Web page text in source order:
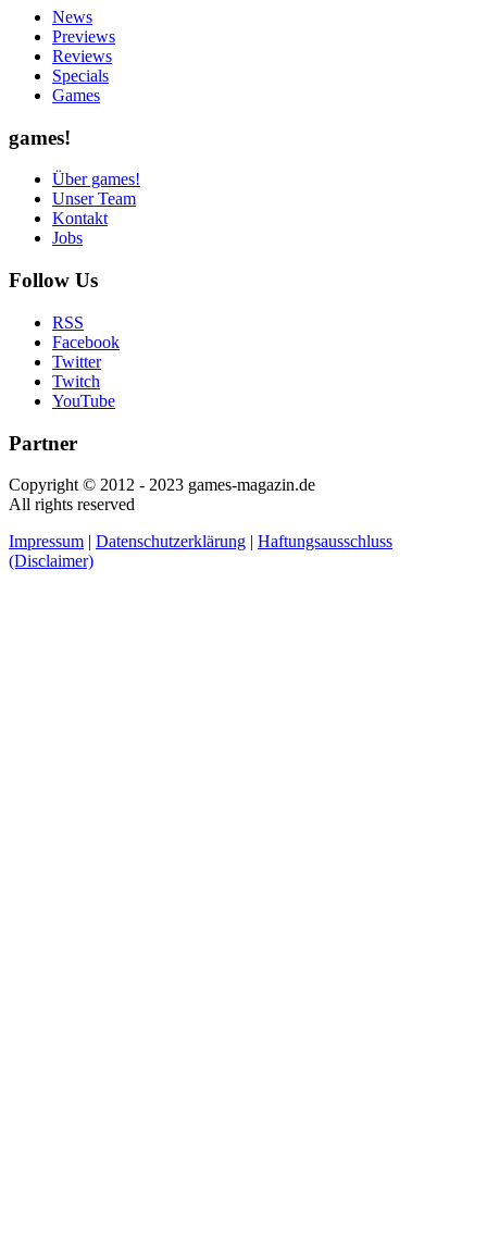
News
Previews
Reviews
Specials
Games
games!
Über games!
Unser Team
Kontakt
Jobs
Follow Us
RSS
Facebook
Twitter
Twitch
YouTube
Partner
Copyright © 2012 - 2023 games-magazin.de
All rights reserved
Impressum | Datenschutzerklärung | Haftungsausschluss
(Disclaimer)